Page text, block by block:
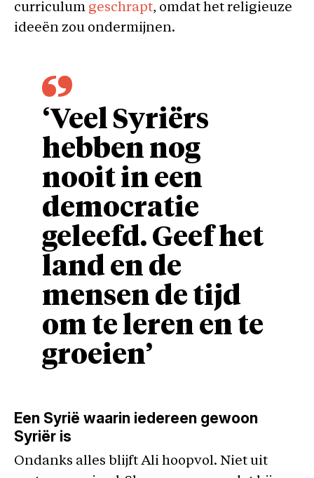
curriculum geschrapt, omdat het religieuze
ideeën zou ondermijnen.
‘Veel Syriërs
hebben nog
nooit in een
democratie
geleefd. Geef het
land en de
mensen de tijd
om te leren en te
groeien’
Een Syrië waarin iedereen gewoon
Syriër is
Ondanks alles blijft Ali hoopvol. Niet uit